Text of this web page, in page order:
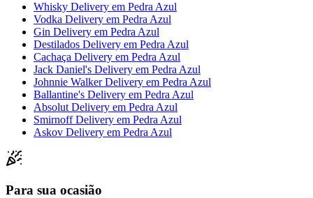
Whisky Delivery em Pedra Azul
Vodka Delivery em Pedra Azul
Gin Delivery em Pedra Azul
Destilados Delivery em Pedra Azul
Cachaça Delivery em Pedra Azul
Jack Daniel's Delivery em Pedra Azul
Johnnie Walker Delivery em Pedra Azul
Ballantine's Delivery em Pedra Azul
Absolut Delivery em Pedra Azul
Smirnoff Delivery em Pedra Azul
Askov Delivery em Pedra Azul
Para sua ocasião